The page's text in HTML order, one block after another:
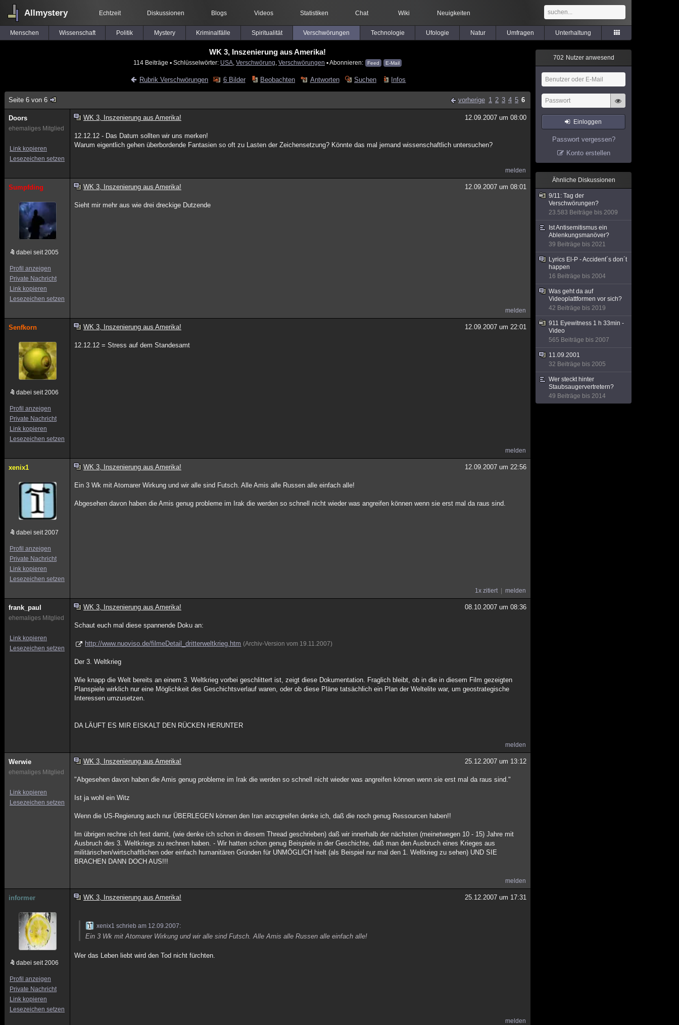
Allmystery Echtzeit Diskussionen Blogs Videos Statistiken Chat Wiki Neuigkeiten
Menschen Wissenschaft Politik Mystery Kriminalfälle Spiritualität Verschwörungen Technologie Ufologie Natur Umfragen Unterhaltung
WK 3, Inszenierung aus Amerika!
114 Beiträge ▪ Schlüsselwörter: USA Verschwörung Verschwörungen ▪ Abonnieren: Feed E-Mail
Rubrik Verschwörungen 6 Bilder Beobachten Antworten Suchen Infos
Seite 6 von 6 vorherige 1 2 3 4 5 6
Doors
ehemaliges Mitglied
Link kopieren
Lesezeichen setzen
WK 3, Inszenierung aus Amerika! 12.09.2007 um 08:00
12.12.12 - Das Datum sollten wir uns merken!
Warum eigentlich gehen überbordende Fantasien so oft zu Lasten der Zeichensetzung? Könnte das mal jemand wissenschaftlich untersuchen?
melden
Sumpfding
dabei seit 2005
Profil anzeigen
Private Nachricht
Link kopieren
Lesezeichen setzen
WK 3, Inszenierung aus Amerika! 12.09.2007 um 08:01
Sieht mir mehr aus wie drei dreckige Dutzende
melden
Senfkorn
dabei seit 2006
Profil anzeigen
Private Nachricht
Link kopieren
Lesezeichen setzen
WK 3, Inszenierung aus Amerika! 12.09.2007 um 22:01
12.12.12 = Stress auf dem Standesamt
melden
xenix1
dabei seit 2007
Profil anzeigen
Private Nachricht
Link kopieren
Lesezeichen setzen
WK 3, Inszenierung aus Amerika! 12.09.2007 um 22:56
Ein 3 Wk mit Atomarer Wirkung und wir alle sind Futsch. Alle Amis alle Russen alle einfach alle!
Abgesehen davon haben die Amis genug probleme im Irak die werden so schnell nicht wieder was angreifen können wenn sie erst mal da raus sind.
1x zitiert melden
frank_paul
ehemaliges Mitglied
Link kopieren
Lesezeichen setzen
WK 3, Inszenierung aus Amerika! 08.10.2007 um 08:36
Schaut euch mal diese spannende Doku an:
http://www.nuoviso.de/filmeDetail_dritterweltkrieg.htm (Archiv-Version vom 19.11.2007)
Der 3. Weltkrieg
Wie knapp die Welt bereits an einem 3. Weltkrieg vorbei geschlittert ist, zeigt diese Dokumentation. Fraglich bleibt, ob in die in diesem Film gezeigten
Planspiele wirklich nur eine Möglichkeit des Geschichtsverlauf waren, oder ob diese Pläne tatsächlich ein Plan der Weltelite war, um geostrategische
Interessen umzusetzen.
DA LÄUFT ES MIR EISKALT DEN RÜCKEN HERUNTER
melden
Werwie
ehemaliges Mitglied
Link kopieren
Lesezeichen setzen
WK 3, Inszenierung aus Amerika! 25.12.2007 um 13:12
"Abgesehen davon haben die Amis genug probleme im Irak die werden so schnell nicht wieder was angreifen können wenn sie erst mal da raus sind."
Ist ja wohl ein Witz
Wenn die US-Regierung auch nur ÜBERLEGEN können den Iran anzugreifen denke ich, daß die noch genug Ressourcen haben!!
Im übrigen rechne ich fest damit, (wie denke ich schon in diesem Thread geschrieben) daß wir innerhalb der nächsten (meinetwegen 10 - 15) Jahre mit
Ausbruch des 3. Weltkriegs zu rechnen haben. - Wir hatten schon genug Beispiele in der Geschichte, daß man den Ausbruch eines Krieges aus
militärischen/wirtschaftlichen oder einfach humanitären Gründen für UNMÖGLICH hielt (als Beispiel nur mal den 1. Weltkrieg zu sehen) UND SIE
BRACHEN DANN DOCH AUS!!!
melden
informer
dabei seit 2006
Profil anzeigen
Private Nachricht
Link kopieren
Lesezeichen setzen
WK 3, Inszenierung aus Amerika! 25.12.2007 um 17:31
xenix1 schrieb am 12.09.2007:
Ein 3 Wk mit Atomarer Wirkung und wir alle sind Futsch. Alle Amis alle Russen alle einfach alle!
Wer das Leben liebt wird den Tod nicht fürchten.
melden
702 Nutzer anwesend
Einloggen
Passwort vergessen?
Konto erstellen
Ähnliche Diskussionen
9/11: Tag der
Verschwörungen?
23.583 Beiträge bis 2009
Ist Antisemitismus ein
Ablenkungsmanöver?
39 Beiträge bis 2021
Lyrics El-P - Accident´s don´t
happen
16 Beiträge bis 2004
Was geht da auf
Videoplattformen vor sich?
42 Beiträge bis 2019
911 Eyewitness 1 h 33min -
Video
565 Beiträge bis 2007
11.09.2001
32 Beiträge bis 2005
Wer steckt hinter
Staubsaugervertretern?
49 Beiträge bis 2014